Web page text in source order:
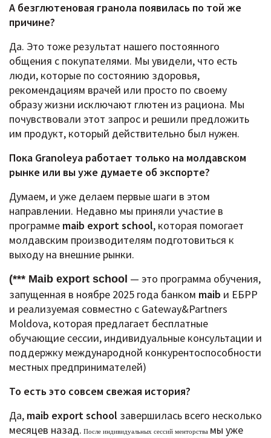
А безглютеновая гранола появилась по той же
причине?
Да. Это тоже результат нашего постоянного
общения с покупателями. Мы увидели, что есть
люди, которые по состоянию здоровья,
рекомендациям врачей или просто по своему
образу жизни исключают глютен из рациона. Мы
почувствовали этот запрос и решили предложить
им продукт, который действительно был нужен.
Пока Granoleya работает только на молдавском
рынке или вы уже думаете об экспорте?
Думаем, и уже делаем первые шаги в этом
направлении. Недавно мы приняли участие в
программе maib export school, которая помогает
молдавским производителям подготовиться к
выходу на внешние рынки.
(*** Maib export school — это программа обучения,
запущенная в ноябре 2025 года банком maib и ЕБРР
и реализуемая совместно с Gateway&Partners
Moldova, которая предлагает бесплатные
обучающие сессии, индивидуальные консультации и
поддержку международной конкурентоспособности
местных предпринимателей)
То есть это совсем свежая история?
Да, maib export school завершилась всего несколько
месяцев назад. После индивидуальных сессий менторства мы уже